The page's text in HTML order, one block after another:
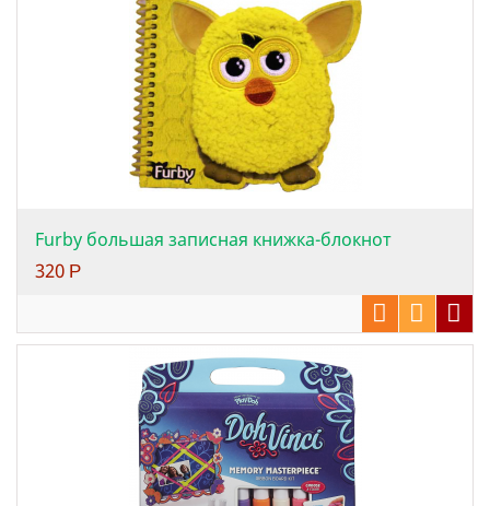
Furby большая записная книжка-блокнот
320 Р